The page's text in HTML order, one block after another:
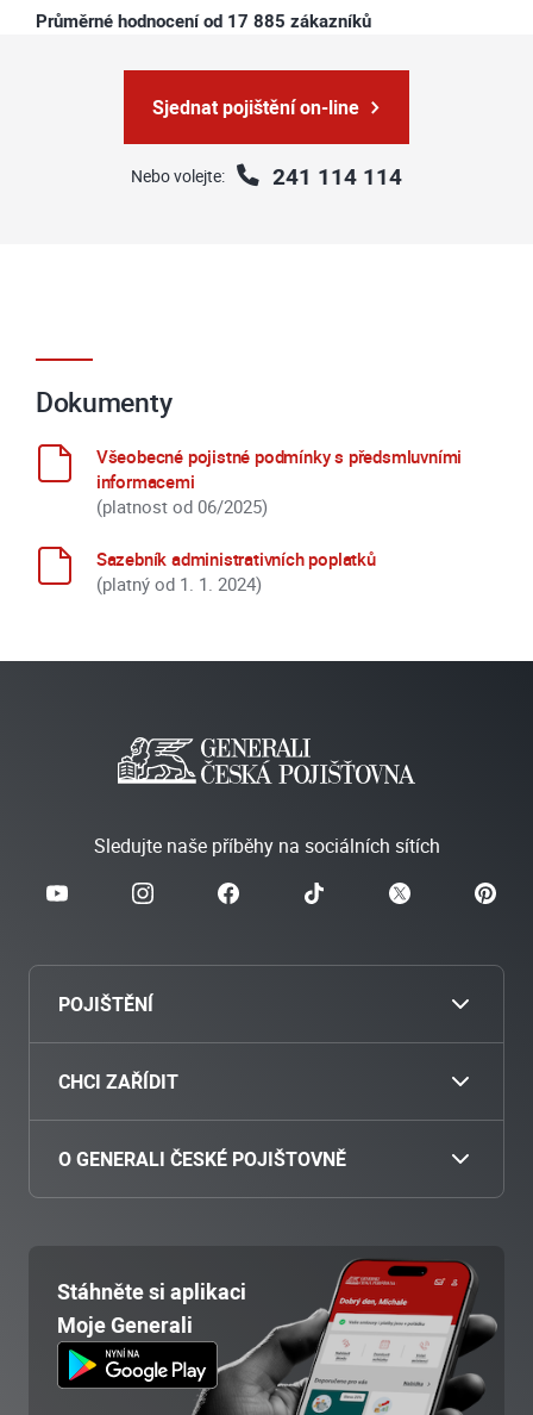
Průměrné hodnocení od 17 885 zákazníků
Sjednat pojištění on-line
Nebo volejte: 241 114 114
Dokumenty
Všeobecné pojistné podmínky s předsmluvními
informacemi
(platnost od 06/2025)
Sazebník administrativních poplatků
(platný od 1. 1. 2024)
Sledujte naše příběhy na sociálních sítích
POJIŠTĚNÍ
Cestovní
Povinné ručení
Majetek
Odpovědnost
CHCI ZAŘÍDIT
Nahlásit škodu
Zaplatit pojistné
Stav pojistné události
Asistenční služby
O GENERALI ČESKÉ POJIŠTOVNĚ
Poradenská místa
Kariéra
Stáhněte si aplikaci
Moje Generali